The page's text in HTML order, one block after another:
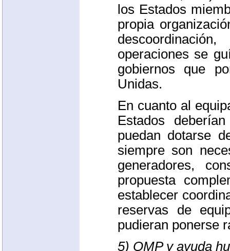
los Estados
propia
operaciones se
gobiernos que
Unidas.
En cuanto al
Estados
puedan dotarse
siempre son
generadores,
propuesta
establecer
reservas de
pudieran ponerse
5) OMPy ayuda